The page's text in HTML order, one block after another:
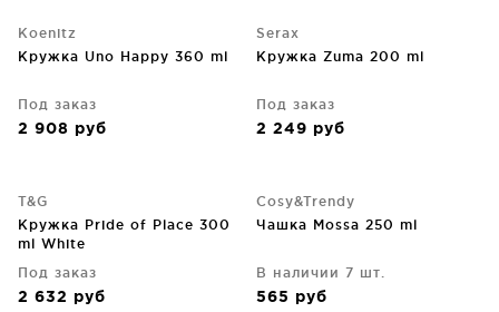
Koenitz
Кружка Uno Happy 360 ml
Под заказ
2 908 руб
Serax
Кружка Zuma 200 ml
Под заказ
2 249 руб
T&G
Кружка Pride of Place 300
ml White
Под заказ
2 632 руб
Cosy&Trendy
Чашка Mossa 250 ml
В наличии 7 шт.
565 руб